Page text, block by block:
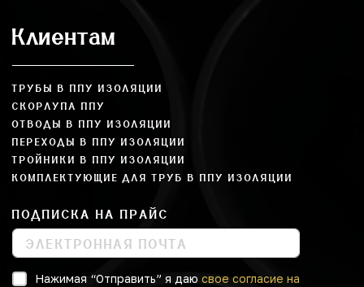
Клиентам
ТРУБЫ В ППУ ИЗОЛЯЦИИ
СКОРЛУПА ППУ
ОТВОДЫ В ППУ ИЗОЛЯЦИИ
ПЕРЕХОДЫ В ППУ ИЗОЛЯЦИИ
ТРОЙНИКИ В ППУ ИЗОЛЯЦИИ
КОМПЛЕКТУЮЩИЕ ДЛЯ ТРУБ В ППУ ИЗОЛЯЦИИ
ПОДПИСКА НА ПРАЙС
Нажимая “Отправить” я даю свое согласие на